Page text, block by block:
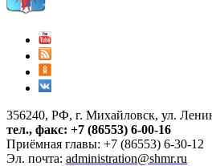
356240, РФ, г. Михайловск, ул.
тел., факс: +7 (86553) 6-00-16
Приёмная главы: +7 (86553) 6-30-12
Эл. почта: administration@shmr.ru